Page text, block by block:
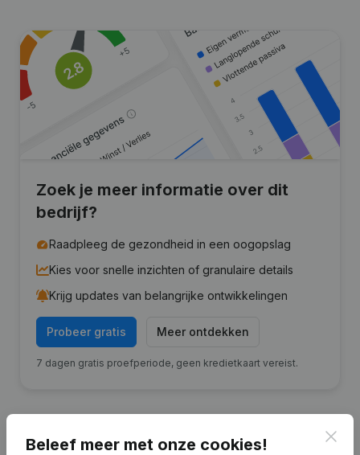
Zoek je meer informatie over dit
bedrijf?
Raadpleeg de gezondheid in een oogopslag
Kies voor snelle inzichten of granulaire details
Krijg updates van belangrijke ontwikkelingen
Probeer gratis Meer ontdekken
7 dagen gratis proefperiode, geen kredietkaart vereist.
Beleef meer met onze cookies!